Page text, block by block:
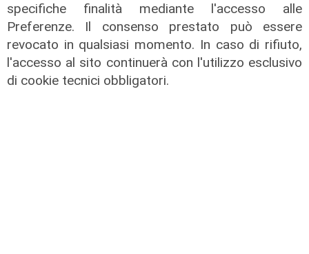
specifiche finalità mediante l'accesso alle
Preferenze. Il consenso prestato può essere
revocato in qualsiasi momento. In caso di rifiuto,
l'accesso al sito continuerà con l'utilizzo esclusivo
di cookie tecnici obbligatori.
Il percorso
Gruppo Fs, Piano Mattei: al via
l'esperienza in Italia di 14 lavoratori